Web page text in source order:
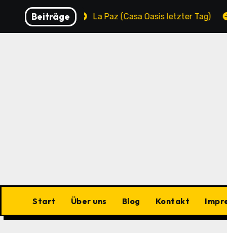
Inhalten
springen
Beiträge La Paz (Casa Oasis letzter Tag)
Start Über uns Blog Kontakt